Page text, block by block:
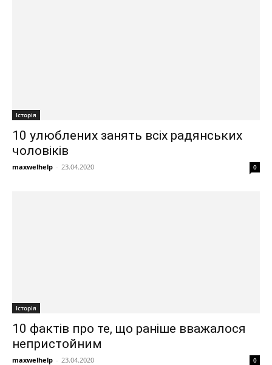
Історія
10 улюблених занять всіх радянських
чоловіків
maxwelhelp - 23.04.2020 0
Історія
10 фактів про те, що раніше вважалося
непристойним
maxwelhelp - 23.04.2020 0